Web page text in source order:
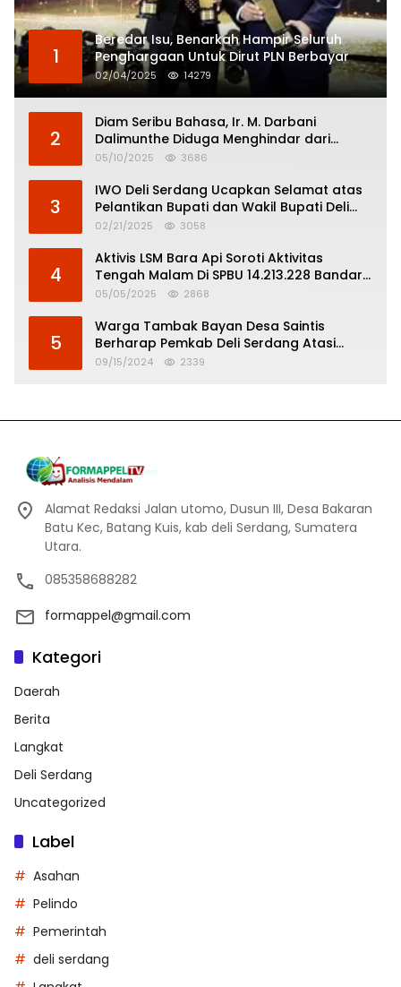
1
Beredar Isu, Benarkah Hampir Seluruh
Penghargaan Untuk Dirut PLN Berbayar
02/04/2025 14279
2
Diam Seribu Bahasa, Ir. M. Darbani
Dalimunthe Diduga Menghindar dari
Pertanggungjawaban Politik
05/10/2025 3686
3
IWO Deli Serdang Ucapkan Selamat atas
Pelantikan Bupati dan Wakil Bupati Deli
Serdang
02/21/2025 3058
4
Aktivis LSM Bara Api Soroti Aktivitas
Tengah Malam Di SPBU 14.213.228 Bandar
Tinggi
05/05/2025 2868
5
Warga Tambak Bayan Desa Saintis
Berharap Pemkab Deli Serdang Atasi
Banjir
09/15/2024 2339
Alamat Redaksi Jalan utomo, Dusun III, Desa Bakaran
Batu Kec, Batang Kuis, kab deli Serdang, Sumatera
Utara.
085358688282
formappel@gmail.com
Kategori
Daerah
Berita
Langkat
Deli Serdang
Uncategorized
Label
Asahan
Pelindo
Pemerintah
deli serdang